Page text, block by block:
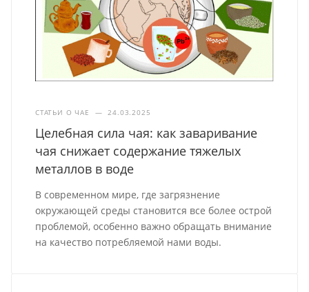
СТАТЬИ О ЧАЕ — 24.03.2025
Целебная сила чая: как заваривание
чая снижает содержание тяжелых
металлов в воде
В современном мире, где загрязнение
окружающей среды становится все более острой
проблемой, особенно важно обращать внимание
на качество потребляемой нами воды.